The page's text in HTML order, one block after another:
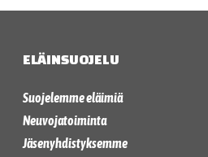
ELÄINSUOJELU
Suojelemme eläimiä
Neuvojatoiminta
Jäsenyhdistyksemme